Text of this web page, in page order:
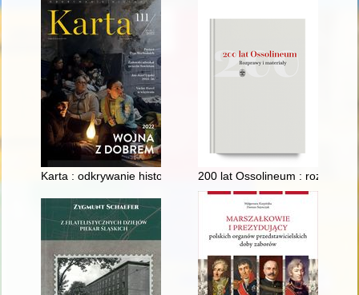
Karta : odkrywanie historii. Nr 111 (2022)200 lat Ossolineum : rozprawy i